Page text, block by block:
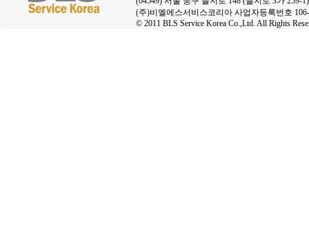
(주)비엘에스서비스코리아 사업자등록번호
© 2011 BLS Service Korea Co.,Ltd. All Rights